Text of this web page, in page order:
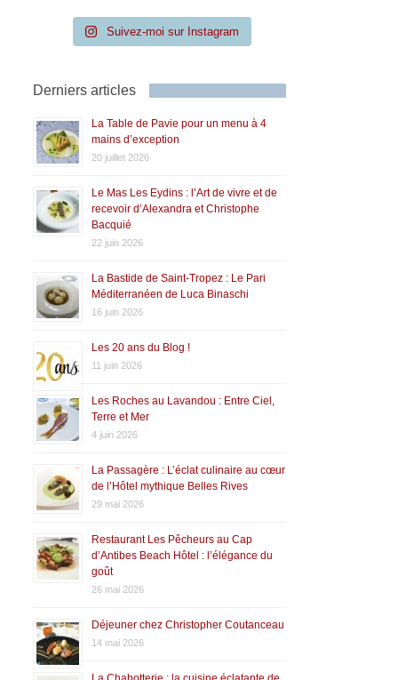
Suivez-moi sur Instagram
Derniers articles
La Table de Pavie pour un menu à 4
mains d’exception
20 juillet 2026
Le Mas Les Eydins : l’Art de vivre et de
recevoir d’Alexandra et Christophe
Bacquié
22 juin 2026
La Bastide de Saint-Tropez : Le Pari
Méditerranéen de Luca Binaschi
16 juin 2026
Les 20 ans du Blog !
11 juin 2026
Les Roches au Lavandou : Entre Ciel,
Terre et Mer
4 juin 2026
La Passagère : L’éclat culinaire au cœur
de l’Hôtel mythique Belles Rives
29 mai 2026
Restaurant Les Pêcheurs au Cap
d’Antibes Beach Hôtel : l’élégance du
goût
26 mai 2026
Déjeuner chez Christopher Coutanceau
14 mai 2026